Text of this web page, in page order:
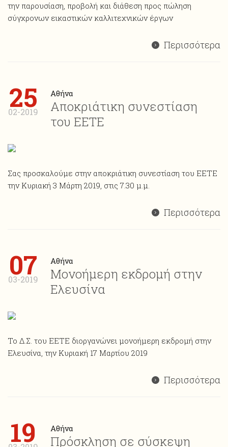
την παρουσίαση, προβολή και διάθεση προς πώληση
σύγχρονων εικαστικών καλλιτεχνικών έργων
Περισσότερα
25
02-2019
Αθήνα
Αποκριάτικη συνεστίαση
του ΕΕΤΕ
Σας προσκαλούμε στην αποκριάτικη συνεστίαση του ΕΕΤΕ
την Κυριακή 3 Μάρτη 2019, στις 7.30 μ.μ.
Περισσότερα
07
03-2019
Αθήνα
Μονοήμερη εκδρομή στην
Ελευσίνα
Το Δ.Σ. του ΕΕΤΕ διοργανώνει μονοήμερη εκδρομή στην
Ελευσίνα, την Κυριακή 17 Μαρτίου 2019
Περισσότερα
19 Αθήνα
Πρόσκληση σε σύσκεψη